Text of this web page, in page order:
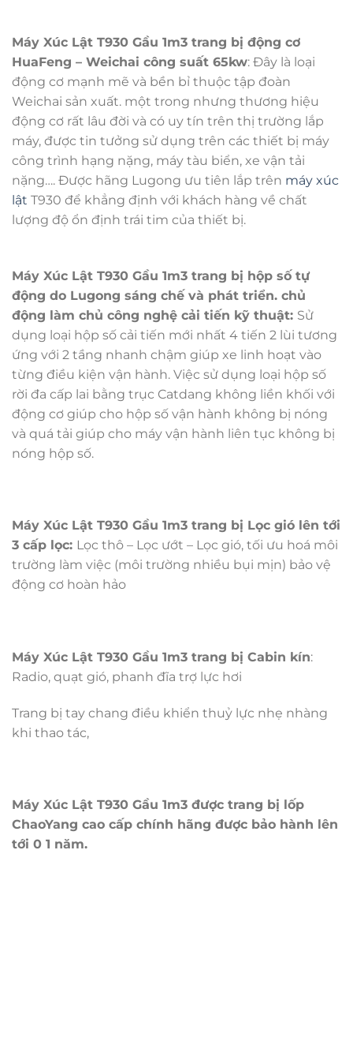
Máy Xúc Lật T930 Gầu 1m3 trang bị động cơ
HuaFeng – Weichai công suất 65kw: Đây là loại
động cơ mạnh mẽ và bền bỉ thuộc tập đoàn
Weichai sản xuất. một trong nhưng thương hiệu
động cơ rất lâu đời và có uy tín trên thị trường lắp
máy, được tin tưởng sử dụng trên các thiết bị máy
công trình hạng nặng, máy tàu biển, xe vận tải
nặng…. Được hãng Lugong ưu tiên lắp trên máy xúc
lật T930 để khẳng định với khách hàng về chất
lượng độ ổn định trái tim của thiết bị.
Máy Xúc Lật T930 Gầu 1m3 trang bị hộp số tự
động do Lugong sáng chế và phát triển. chủ
động làm chủ công nghệ cải tiến kỹ thuật: Sử
dụng loại hộp số cải tiến mới nhất 4 tiến 2 lùi tương
ứng với 2 tầng nhanh chậm giúp xe linh hoạt vào
từng điều kiện vận hành. Việc sử dụng loại hộp số
rời đa cấp lai bằng trục Catdang không liền khối với
động cơ giúp cho hộp số vận hành không bị nóng
và quá tải giúp cho máy vận hành liên tục không bị
nóng hộp số.
Máy Xúc Lật T930 Gầu 1m3 trang bị Lọc gió lên tới
3 cấp lọc: Lọc thô – Lọc ướt – Lọc gió, tối ưu hoá môi
trường làm việc (môi trường nhiều bụi mịn) bảo vệ
động cơ hoàn hảo
Máy Xúc Lật T930 Gầu 1m3 trang bị Cabin kín:
Radio, quạt gió, phanh đĩa trợ lực hơi
Trang bị tay chang điều khiển thuỷ lực nhẹ nhàng
khi thao tác,
Máy Xúc Lật T930 Gầu 1m3 được trang bị lốp
ChaoYang cao cấp chính hãng được bảo hành lên
tới 0 1 năm.